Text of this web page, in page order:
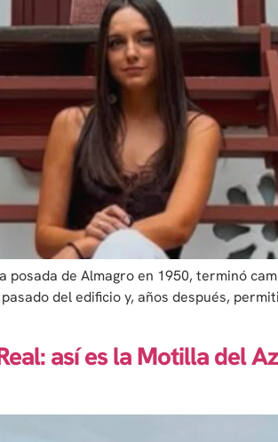
de Almagro en 1950, terminó
del edificio y, años después,
así es la Motilla del